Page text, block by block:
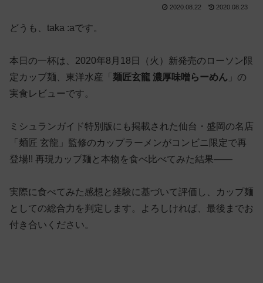
2020.08.22 2020.08.23
どうも、taka :aです。
本日の一杯は、2020年8月18日（火）新発売のローソン限
定カップ麺、東洋水産「 麺匠玄龍 濃厚味噌らーめん 」の
実食レビューです。
ミシュランガイド特別版にも掲載された仙台・盛岡の名店
「麺匠 玄龍」監修のカップラーメンがコンビニ限定で再
登場!! 再現カップ麺と本物を食べ比べてみた結果——
実際に食べてみた感想と経験に基づいて評価し、カップ麺
としての総合力を判定します。よろしければ、最後までお
付き合いください。